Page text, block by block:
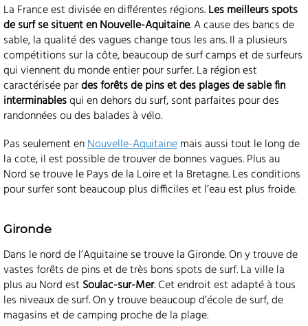
La France est divisée en différentes régions.Les meilleurs spots
de surf se situent en Nouvelle-Aquitaine. A cause des bancs de
sable, la qualité des vagues change tous les ans. Il a plusieurs
compétitions sur la côte, beaucoup de surf camps et de surfeurs
qui viennent du monde entier pour surfer. La région est
caractérisée pardes forêts de pins et des plages de sable fin
interminablesqui en dehors du surf, sont parfaites pour des
randonnées ou des balades à vélo.
Pas seulement enNouvelle-Aquitainemais aussi tout le long de
la cote, il est possible de trouver de bonnes vagues. Plus au
Nord se trouve le Pays de la Loire et la Bretagne. Les conditions
pour surfer sont beaucoup plus difficiles et l’eau est plus froide.
Gironde
Dans le nord de l’Aquitaine se trouve la Gironde. On y trouve de
vastes forêts de pins et de très bons spots de surf. La ville la
plus au Nord est Soulac-sur-Mer. Cet endroit est adapté à tous
les niveaux de surf. On y trouve beaucoup d’école de surf, de
magasins et de camping proche de la plage.